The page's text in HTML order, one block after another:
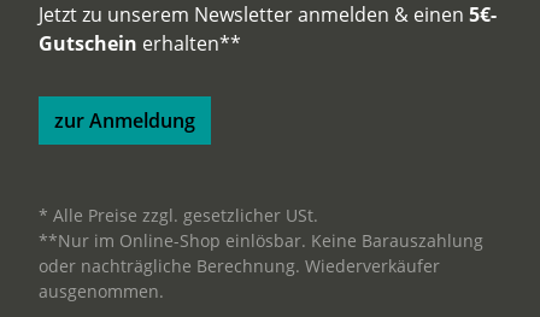
Jetzt zu unserem Newsletter anmelden & einen 5€-
Gutschein erhalten**
zur Anmeldung
* Alle Preise zzgl. gesetzlicher USt.
**Nur im Online-Shop einlösbar. Keine Barauszahlung
oder nachträgliche Berechnung. Wiederverkäufer
ausgenommen.